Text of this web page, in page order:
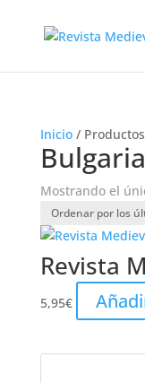
Inicio/ Productos
Bulgaria
Mostrando el
Revista
5,95€